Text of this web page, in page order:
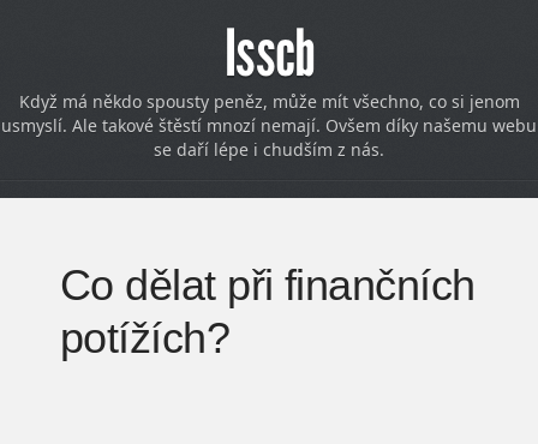
Isscb
Když má někdo spousty peněz, může mít všechno, co si jenom
usmyslí. Ale takové štěstí mnozí nemají. Ovšem díky našemu webu
se daří lépe i chudším z nás.
Co dělat při finančních
potížích?